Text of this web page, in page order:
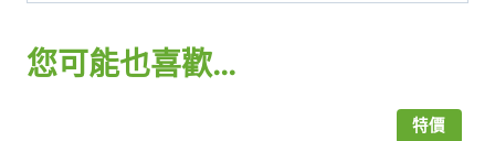
您可能也喜歡…
特價